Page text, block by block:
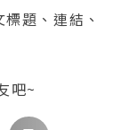
題、連結、
吧~